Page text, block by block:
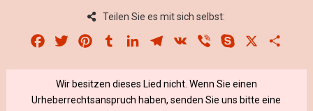
Teilen Sie es mit sich selbst:
Facebook
Twitter PinterestTumblrLinkedInTelegram
VK Viber Skype
Wir besitzen dieses Lied nicht. Wenn Sie einen
Urheberrechtsanspruch haben, senden Sie uns bitte eine